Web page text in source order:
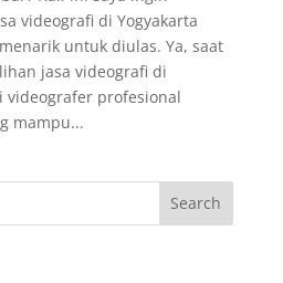
videografi di Yogyakarta
untuk diulas. Ya, saat
jasa videografi di
videografer profesional
mampu...